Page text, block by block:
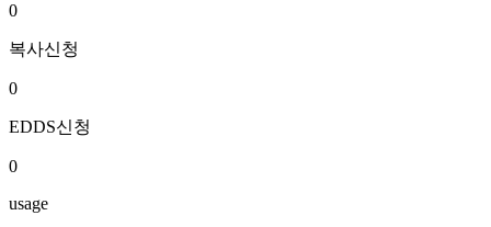
0
복사신청
0
EDDS신청
0
usage